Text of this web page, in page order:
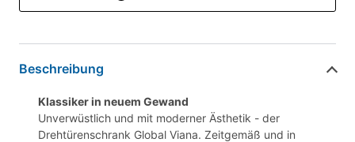
Beschreibung
Klassiker in neuem Gewand
Unverwüstlich und mit moderner Ästhetik - der
Drehtürenschrank Global Viana. Zeitgemäß und in